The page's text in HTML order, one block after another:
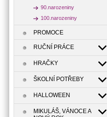
90.narozeniny
100.narozeniny
PROMOCE
RUČNÍ PRÁCE
HRAČKY
ŠKOLNÍ POTŘEBY
HALLOWEEN
MIKULÁŠ, VÁNOCE A